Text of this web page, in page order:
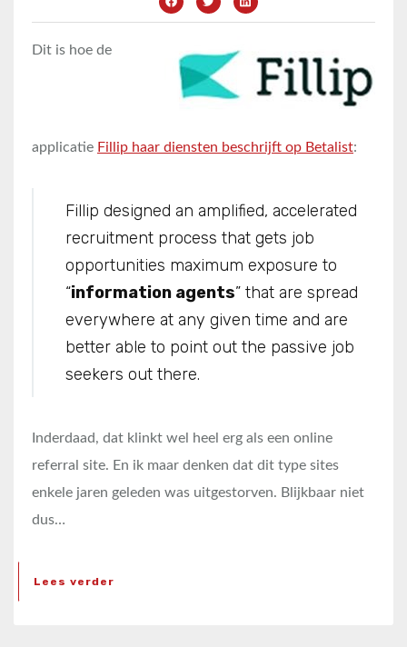
Dit is hoe de
applicatie Fillip haar diensten beschrijft op Betalist:
Fillip designed an amplified, accelerated
recruitment process that gets job
opportunities maximum exposure to
“information agents” that are spread
everywhere at any given time and are
better able to point out the passive job
seekers out there.
Inderdaad, dat klinkt wel heel erg als een online
referral site. En ik maar denken dat dit type sites
enkele jaren geleden was uitgestorven. Blijkbaar niet
dus…
Lees verder